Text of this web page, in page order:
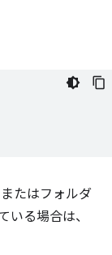
たはフォルダ
いる場合は、